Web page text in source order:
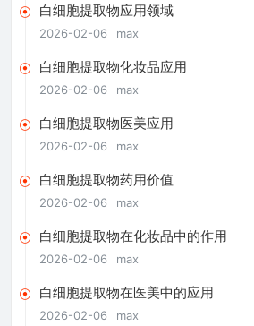
白细胞提取物应用领域
2026-02-06 max
白细胞提取物化妆品应用
2026-02-06 max
白细胞提取物医美应用
2026-02-06 max
白细胞提取物药用价值
2026-02-06 max
白细胞提取物在化妆品中的作用
2026-02-06 max
白细胞提取物在医美中的应用
2026-02-06 max